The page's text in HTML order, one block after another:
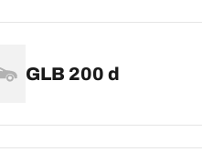
GLB 200 d